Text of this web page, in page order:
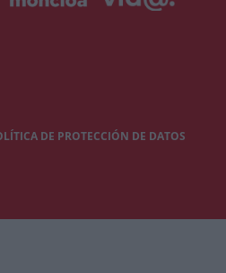
DE PROTECCIÓN DE DATOS